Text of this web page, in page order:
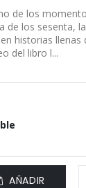
de los
de los sesenta,
historias
del libro l...
AÑADIR